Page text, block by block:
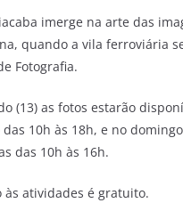
imerge na arte das
quando a vila ferroviária
Fotografia.
(13) as fotos estarão
10h às 18h, e no
das 10h às 16h.
às atividades é gratuito.